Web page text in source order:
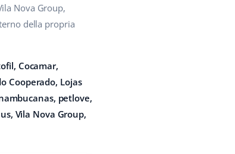
Nova Group,
della propria
Cocamar,
Cooperado, Lojas
petlove,
Vila Nova Group,